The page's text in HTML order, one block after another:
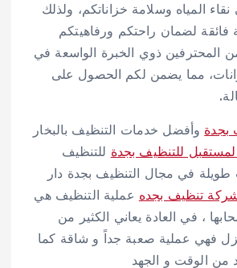
المياه وسلامة خزاناتكم، ولذلك
فائقة لضمان راحتكم ورفاهيتكم
المحترفين ذوي الخبرة الواسعة في
مما يضمن لكم الحصول على
وأفضل خدمات التنظيف بالبخار
للتنظيف بجدة للتنظيف
طويلة في مجال التنظيف بجدة دار
تنظيف بجده عملية التنظيف هي
، في العادة يعاني الكثير من
فهي عملية صعبة جداً و شاقة كما
من الوقت و الجهد